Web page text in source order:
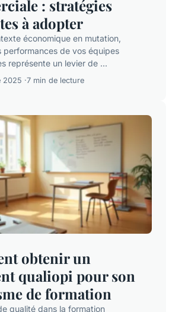
: stratégies
à adopter
économique en mutation,
performances de vos équipes
représente un levier de ...
2025 7 min de lecture
obtenir un
qualiopi pour son
de formation
qualité dans la formation